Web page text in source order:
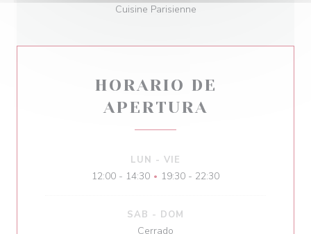
Cuisine Parisienne
HORARIO DE
APERTURA
LUN -VIE
12:00 - 14:30 • 19:30 - 22:30
SAB - DOM
Cerrado